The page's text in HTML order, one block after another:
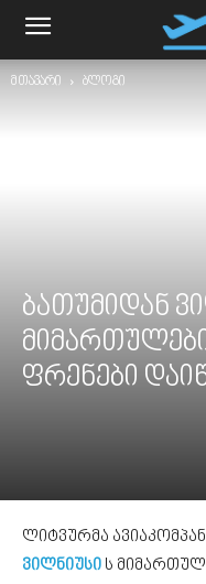
მთავარი ბლოგი
ბათუმიდან
ფრენები
ლიტვურმა
ვილნიუსი ს